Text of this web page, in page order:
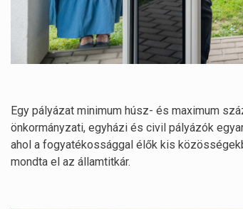
Egy pályázat minimum húsz- és maximum
önkormányzati, egyházi és civil pályázók
ahol a fogyatékossággal élők kis
mondta el az államtitkár.